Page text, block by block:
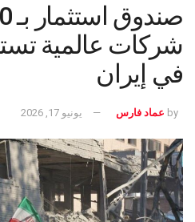
شركات عالمية
في إيران
by عماد فارس يونيو 17, 2026